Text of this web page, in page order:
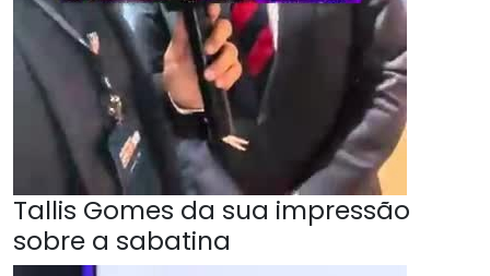
Tallis Gomes da sua impressão
sobre a sabatina